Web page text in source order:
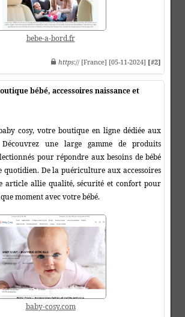
bebe-a-bord.fr
https:// [France] [05-11-2024] [#2]
bébé, accessoires naissance et
cosy, votre boutique en ligne dédiée aux
une large gamme de produits
pour répondre aux besoins de bébé
De la puériculture aux accessoires
article allie qualité, sécurité et confort pour
moment avec votre bébé.
baby-cosy.com